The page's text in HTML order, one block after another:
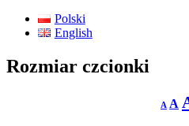
Polski
English
Rozmiar czcionki
Afont
A